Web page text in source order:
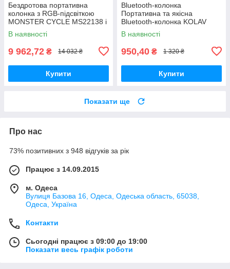
Бездротова портативна
колонка з RGB-підсвіткою
MONSTER CYCLE MS22138 і
двома мікрофонами в
комплекті
В наявності
9 962,72 ₴ 14 032 ₴
Купити
Bluetooth-колонка
Портативна та якісна
Bluetooth-колонка KOLAV
LIGE-E802 Black
В наявності
950,40 ₴ 1 320 ₴
Купити
Показати ще
Про нас
73% позитивних з 948 відгуків за рік
Працює з 14.09.2015
м. Одеса
Вулиця Базова 16, Одеса, Одеська область, 65038,
Одеса, Україна
Контакти
Сьогодні працює з 09:00 до 19:00
Показати весь графік роботи